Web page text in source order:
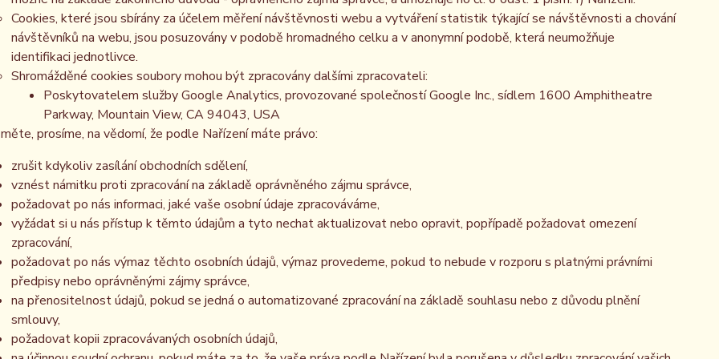
Cookies, které jsou sbírány za účelem měření návštěvnosti webu a vytváření statistik týkající se návštěvnosti a chování
návštěvníků na webu, jsou posuzovány v podobě hromadného celku a v anonymní podobě, která neumožňuje
identifikaci jednotlivce.
Shromážděné cookies soubory mohou být zpracovány dalšími zpracovateli:
Poskytovatelem služby Google Analytics, provozované společností Google Inc., sídlem 1600 Amphitheatre
Parkway, Mountain View, CA 94043, USA
prosíme, na vědomí, že podle Nařízení máte právo:
zrušit kdykoliv zasílání obchodních sdělení,
vznést námitku proti zpracování na základě oprávněného zájmu správce,
požadovat po nás informaci, jaké vaše osobní údaje zpracováváme,
vyžádat si u nás přístup k těmto údajům a tyto nechat aktualizovat nebo opravit, popřípadě požadovat omezení
zpracování,
požadovat po nás výmaz těchto osobních údajů, výmaz provedeme, pokud to nebude v rozporu s platnými právními
předpisy nebo oprávněnými zájmy správce,
na přenositelnost údajů, pokud se jedná o automatizované zpracování na základě souhlasu nebo z důvodu plnění
smlouvy,
požadovat kopii zpracovávaných osobních údajů,